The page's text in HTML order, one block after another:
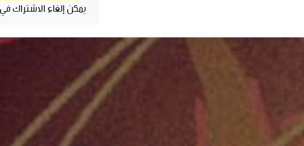
يمكن إلغاء الاشتراك